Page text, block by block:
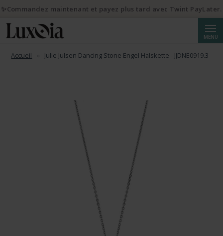
MENU
Accueil Julie Julsen Dancing Stone Engel Halskette - JJDNE0919.3
✨Commandez maintenant et payez plus tard avec Twint PayLater.